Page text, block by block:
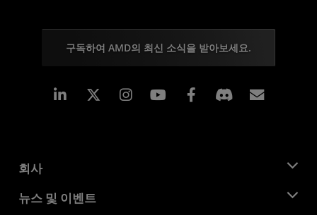
구독하여 AMD의 최신 소식을 받아보세요.
Linkedin Instagram Facebook
회사
AMD 소개
뉴스 및 이벤트